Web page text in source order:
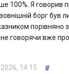
100%. Я говорив
борг був
порівняно
говорячи вже про
14:15
#